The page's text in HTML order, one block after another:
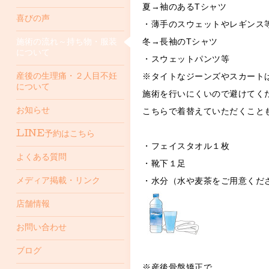
夏→袖のあるTシャツ
・薄手のスウェットやレギンス
冬→長袖のTシャツ
・スウェットパンツ等
※タイトなジーンズやスカート
施術を行いにくいので避けてく
こちらで着替えていただくこと
・フェイスタオル１枚
・靴下１足
・水分（水や麦茶をご用意くだ
喜びの声
施術の流れ～持ち物・服装
について
産後の生理痛・２人目不妊
について
お知らせ
LINE予約はこちら
よくある質問
メディア掲載・リンク
店舗情報
お問い合わせ
ブログ